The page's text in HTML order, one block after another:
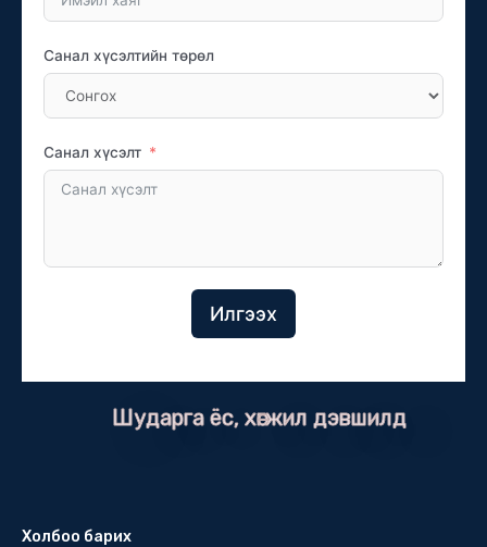
Санал хүсэлтийн төрөл
Санал хүсэлт
Илгээх
Шударга ёс, хөгжил дэвшилд
Холбоо барих